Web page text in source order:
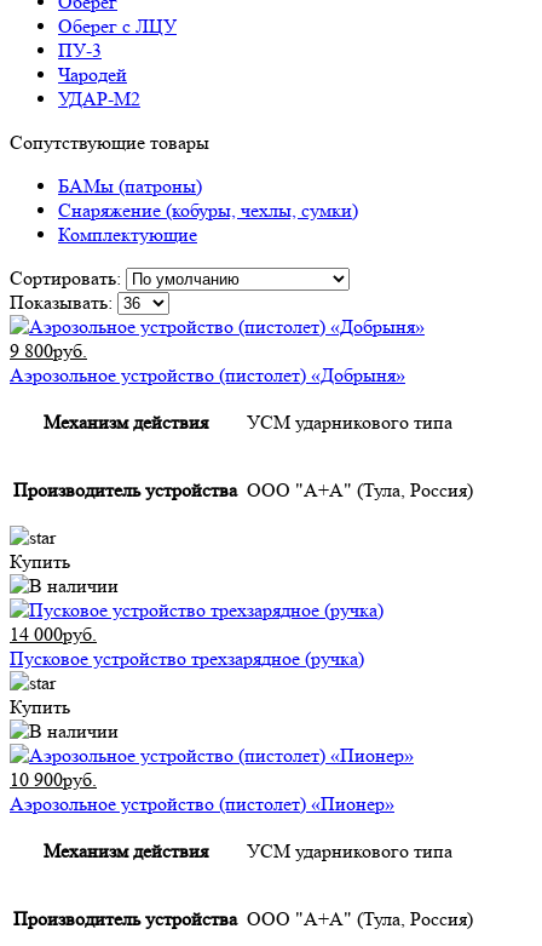
Оберег с ЛЦУ
ПУ-3
Чародей
УДАР-М2
Сопутствующие товары
БАМы (патроны)
Снаряжение (кобуры, чехлы, сумки)
Комплектующие
Сортировать:
Показывать:
9 800руб.
Аэрозольное устройство (пистолет) «Добрыня»
Механизм действия УСМ ударникового типа
Производитель устройства ООО "А+А" (Тула, Россия)
Купить
14 000руб.
Пусковое устройство трехзарядное (ручка)
Купить
10 900руб.
Аэрозольное устройство (пистолет) «Пионер»
Механизм действия УСМ ударникового типа
Производитель устройства ООО "А+А" (Тула, Россия)